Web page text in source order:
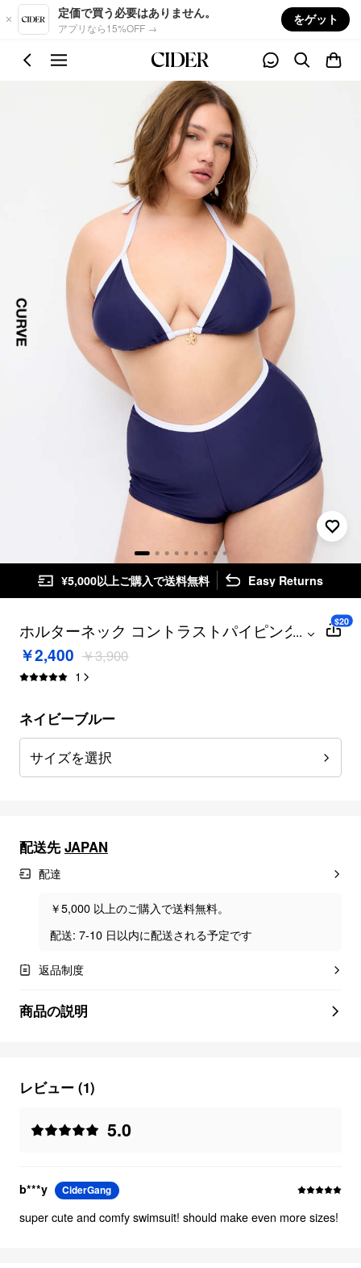
Skip to main content
定価で買う必要はありません。
アプリなら15%OFF →
をゲット
¥5,000以上ご購入で送料無料 Easy Returns
ホルターネック コントラストパイピング
スターフィッシュ＆シェルチャーム ビキニ
セット カーブ＆プラス
...
￥2,400 ￥3,900
1
$20
ネイビーブルー
サイズを選択
配送先 JAPAN
配達
￥5,000 以上のご購入で送料無料。
配送: 7-10 日以内に配送される予定です
返品制度
商品の説明
レビュー (1)
5.0
b***y CiderGang
super cute and comfy swimsuit! should make even more sizes!